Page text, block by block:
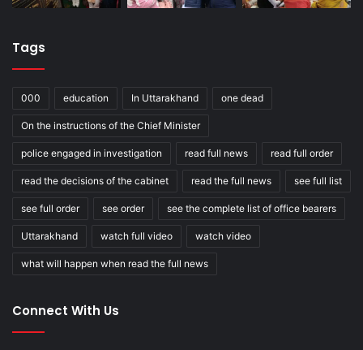
Tags
000 education In Uttarakhand one dead
On the instructions of the Chief Minister
police engaged in investigation read full news read full order
read the decisions of the cabinet read the full news see full list
see full order see order see the complete list of office bearers
Uttarakhand watch full video watch video
what will happen when read the full news
Connect With Us